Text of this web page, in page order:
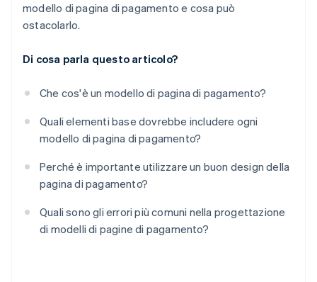
modello di pagina di pagamento e cosa può
ostacolarlo.
Di cosa parla questo articolo?
Che cos'è un modello di pagina di pagamento?
Quali elementi base dovrebbe includere ogni
modello di pagina di pagamento?
Perché è importante utilizzare un buon design della
pagina di pagamento?
Quali sono gli errori più comuni nella progettazione
di modelli di pagine di pagamento?